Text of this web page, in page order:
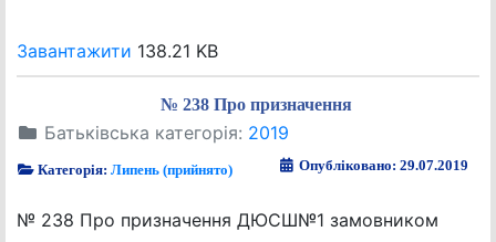
Завантажити 138.21 KB
№ 238 Про призначення
Батьківська категорія: 2019
Категорія:Липень (прийнято) Опубліковано: 29.07.2019
№ 238 Про призначення ДЮСШ№1 замовником